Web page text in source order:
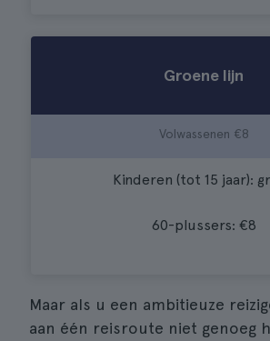
Groene lijn
Volwassenen €8
Kinderen (tot 15 jaar):
60-plussers: €8
Maar als u een ambitieuze
aan één reisroute niet genoeg